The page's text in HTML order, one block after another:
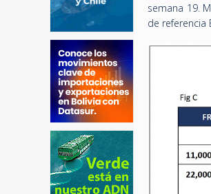
semana 19.
de referencia